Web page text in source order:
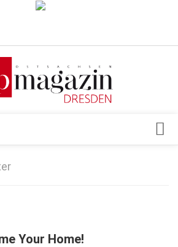
Dresden / Ostsachsen
Your Home!